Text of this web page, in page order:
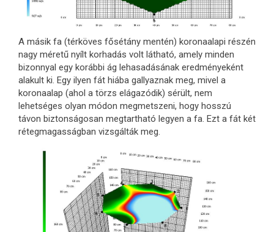
A másik fa (térköves fősétány mentén) koronaalapi részén
nagy méretű nyílt korhadás volt látható, amely minden
bizonnyal egy korábbi ág lehasadásának eredményeként
alakult ki. Egy ilyen fát hiába gallyaznak meg, mivel a
koronaalap (ahol a törzs elágazódik) sérült, nem
lehetséges olyan módon megmetszeni, hogy hosszú
távon biztonságosan megtartható legyen a fa. Ezt a fát két
rétegmagasságban vizsgálták meg.